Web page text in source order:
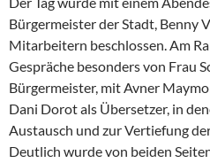
Bürgermeister der Stadt, Benny
Mitarbeitern beschlossen. Am
Gespräche besonders von Frau
Bürgermeister, mit Avner
Dani Dorot als Übersetzer, in
Austausch und zur Vertiefung
Deutlich wurde von beiden